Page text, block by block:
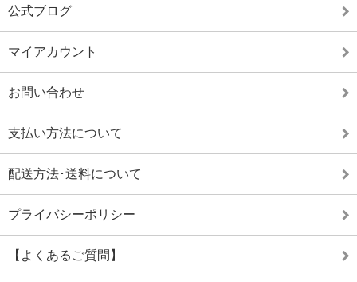
公式ブログ
マイアカウント
お問い合わせ
支払い方法について
配送方法･送料について
プライバシーポリシー
【よくあるご質問】